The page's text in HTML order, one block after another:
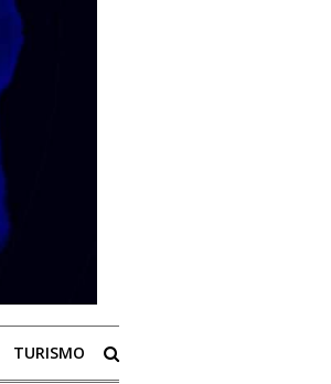
TURISMO